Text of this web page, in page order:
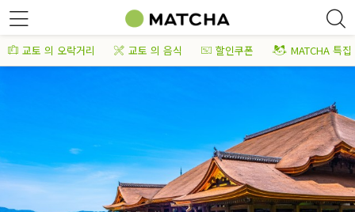
교토 의 오락거리 교토 의 음식 할인쿠폰 MATCHA 특집